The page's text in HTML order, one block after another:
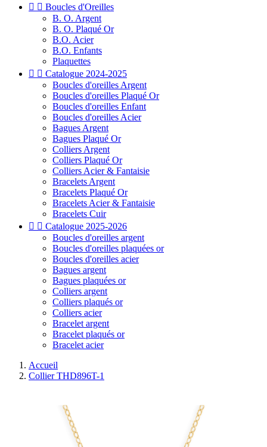
  Boucles d'Oreilles
B. O. Argent
B. O. Plaqué Or
B.O. Acier
B.O. Enfants
Plaquettes
  Catalogue 2024-2025
Boucles d'oreilles Argent
Boucles d'oreilles Plaqué Or
Boucles d'oreilles Enfant
Boucles d'oreilles Acier
Bagues Argent
Bagues Plaqué Or
Colliers Argent
Colliers Plaqué Or
Colliers Acier & Fantaisie
Bracelets Argent
Bracelets Plaqué Or
Bracelets Acier & Fantaisie
Bracelets Cuir
  Catalogue 2025-2026
Boucles d'oreilles argent
Boucles d'oreilles plaquées or
Boucles d'oreilles acier
Bagues argent
Bagues plaquées or
Colliers argent
Colliers plaqués or
Colliers acier
Bracelet argent
Bracelet plaqués or
Bracelet acier
Accueil
Collier THD896T-1